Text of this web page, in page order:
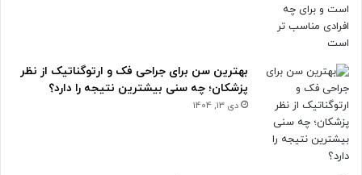
بهترین سن برای جراحی فک و ارتوگناتیک از نظر
پزشکان؛ چه سنی بیشترین نتیجه را دارد؟
دی 13, 1404